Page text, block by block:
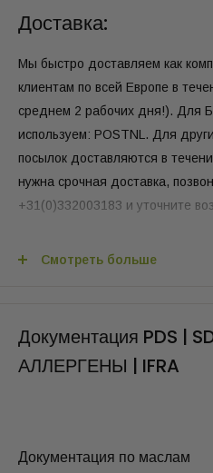
Вся сопутствующая
PDS (Технический паспорт
безопасности) и CoA
вашем личном кабинете
Описание продукта
Что такое миндальное
получаемое из миндаля,
Миндальное масло
кислоты, витамин Е и другие
полезные для кожи и волос.
миндальное масло —
Доставка:
Мы быстро доставляем как
клиентам по всей Европе в
среднем 2 рабочих дня!). Для
используем: POSTNL. Для
посылок доставляются в
нужна срочная доставка,
+31(0)332003183 и уточните
Стоимость доставки
> 95€ доставка бесплатная
> 95€ доставка бесплатная
Смотреть больше
Документация PDS |
АЛЛЕРГЕНЫ | IFRA
Документация по маслам